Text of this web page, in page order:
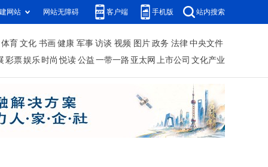
网站 网站无障碍 客户端 手机版 站内搜索
体育 文化 书画 健康 军事 访谈 视频 图片 政务 法律 中央文件
彩票娱乐 时尚 悦读 公益 一带一路 亚太网 上市公司 文化产业